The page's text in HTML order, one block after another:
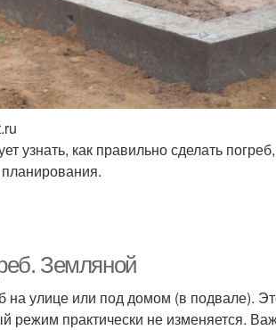
узнать, как правильно сделать
Земляной
улице или под домом (в подвале).
режим практически не изменяется.